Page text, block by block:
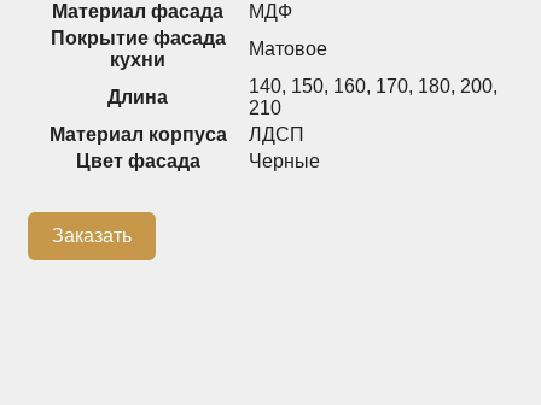
Доставка
Контакты
Сотрудничество
Блог
Материал фасада
МДФ
Покрытие фасада
кухни
Матовое
Длина
140, 150, 160, 170, 180, 200,
210
Материал корпуса
ЛДСП
Цвет фасада
Черные
Заказать